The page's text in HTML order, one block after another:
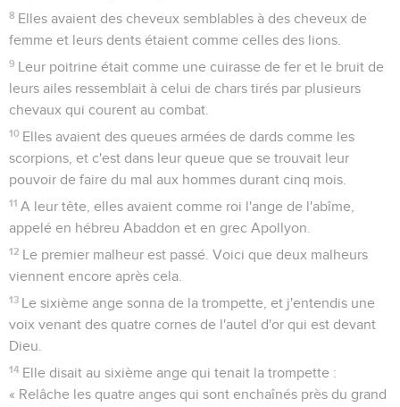
8 Elles avaient des cheveux semblables à des cheveux de
femme et leurs dents étaient comme celles des lions.
9 Leur poitrine était comme une cuirasse de fer et le bruit de
leurs ailes ressemblait à celui de chars tirés par plusieurs
chevaux qui courent au combat.
10 Elles avaient des queues armées de dards comme les
scorpions, et c'est dans leur queue que se trouvait leur
pouvoir de faire du mal aux hommes durant cinq mois.
11 A leur tête, elles avaient comme roi l'ange de l'abîme,
appelé en hébreu Abaddon et en grec Apollyon.
12 Le premier malheur est passé. Voici que deux malheurs
viennent encore après cela.
13 Le sixième ange sonna de la trompette, et j'entendis une
voix venant des quatre cornes de l'autel d'or qui est devant
Dieu.
14 Elle disait au sixième ange qui tenait la trompette :
« Relâche les quatre anges qui sont enchaînés près du grand